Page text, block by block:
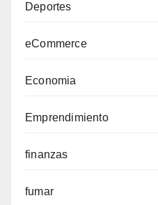
Deportes
eCommerce
Economia
Emprendimiento
finanzas
fumar